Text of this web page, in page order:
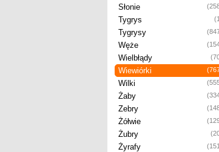
Słonie
Tygrys
Tygrysy
Węże
Wielbłądy
Wiewiórki
Wilki
Żaby
Zebry
Żółwie
Żubry
Żyrafy